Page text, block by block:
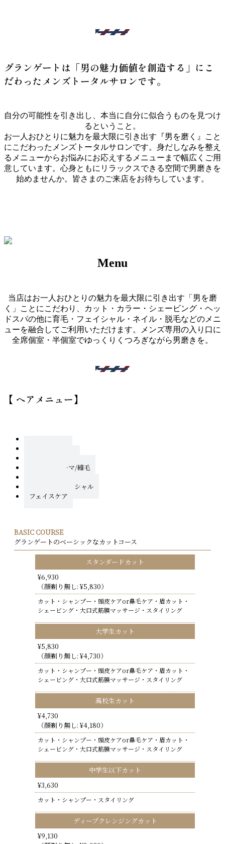
グランゲートは「男の魅力価値を創造する」にこ
だわった メンズトータルサロンです。
自分の可能性を引き出し、本当に自分に似合うものを見つけ
るということ。
お一人おひとりに魅力を最大限に引き出す『男を磨く』こと
にこだわったメンズトータルサロンです。身だしなみを整え
るメニューからお悩みにお応えするメニューまで幅広くご用
意しています。心身ともにリラックスできる空間で男磨きを
始めませんか。皆さまのご来店をお待ちしています。
Menu
当店はお一人おひとりの魅力を最大限に引き出す「男を磨
く」ことにこだわり、カット・カラー・シェービング・ヘッ
ドスパの他に育毛・フェイシャル・ネイル・脱毛などのメニ
ューを融合してご利用いただけます。メンズ専用の入り口に
全席個室・半個室でゆっくりくつろぎながら男磨きを。
【 ヘアメニュー】
カット＆パーマ/縮毛
カット＆フェイシャル
フェイスケア
BASIC COURSE
グランゲートのベーシックなカットコース
スタンダードカット
¥6,930
（顔剃り無し: ¥5,830）
カット・シャンプー・頭皮ケアor鼻毛ケア・眉カット・
シェービング・大口式筋膜マッサージ・スタイリング
大学生カット
¥5,830
（顔剃り無し: ¥4,730）
カット・シャンプー・頭皮ケアor鼻毛ケア・眉カット・
シェービング・大口式筋膜マッサージ・スタイリング
高校生カット
¥4,730
（顔剃り無し: ¥4,180）
カット・シャンプー・頭皮ケアor鼻毛ケア・眉カット・
シェービング・大口式筋膜マッサージ・スタイリング
中学生以下カット
¥3,630
カット・シャンプー・スタイリング
ディープクレンジングカット
¥9,130